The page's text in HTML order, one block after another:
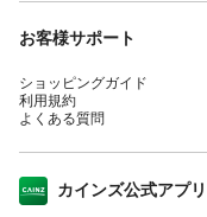
お客様サポート
ショッピングガイド
利用規約
よくある質問
カインズ公式アプリ